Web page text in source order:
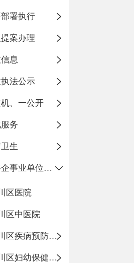
署执行
案办理
息
法公示
、一公开
务
生
公共企事业单位信息公开
区医院
区中医院
淄川区疾病预防控制中心
淄川区妇幼保健计划生育服务中心